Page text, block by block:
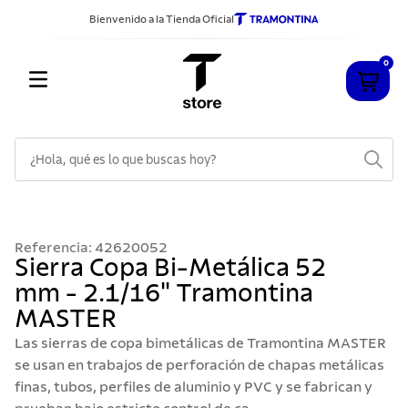
Bienvenido a la Tienda Oficial
0
Referencia: 42620052
Sierra Copa Bi-Metálica 52
mm - 2.1/16" Tramontina
MASTER
Las sierras de copa bimetálicas de Tramontina MASTER
se usan en trabajos de perforación de chapas metálicas
finas, tubos, perfiles de aluminio y PVC y se fabrican y
2.
sarten
3.
cubiertos
4.
ollas
acero inoxidable
6.
grano